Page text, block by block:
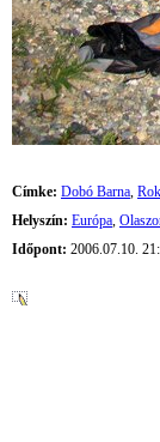
Címke: Dobó Barna,
Helyszín: Európa,
Időpont: 2006.07.10.